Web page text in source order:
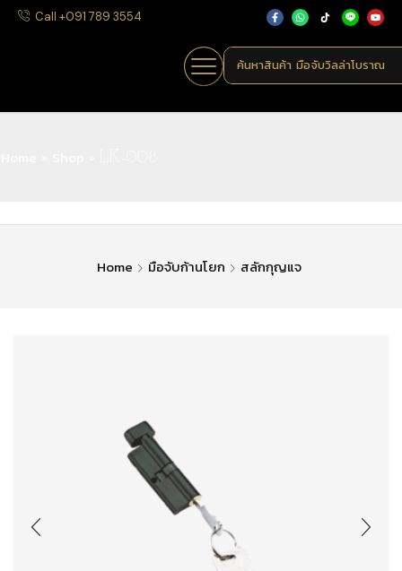
Call +091 789 3554
ค้นหาสินค้า มือจับวิลล่าโบราณ
Home มือจับก้านโยก สลักกุญแจ